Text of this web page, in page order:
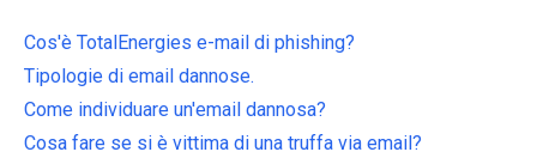
Cos'è TotalEnergies e-mail di phishing?
Tipologie di email dannose.
Come individuare un'email dannosa?
Cosa fare se si è vittima di una truffa via email?